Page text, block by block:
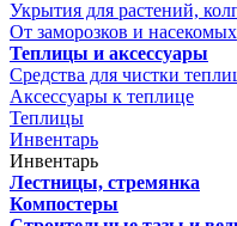
Укрытия для растений,
От заморозков и насекомых
Теплицы и аксессуары
Средства для чистки
Аксессуары к теплице
Теплицы
Инвентарь
Инвентарь
Лестницы, стремянка
Компостеры